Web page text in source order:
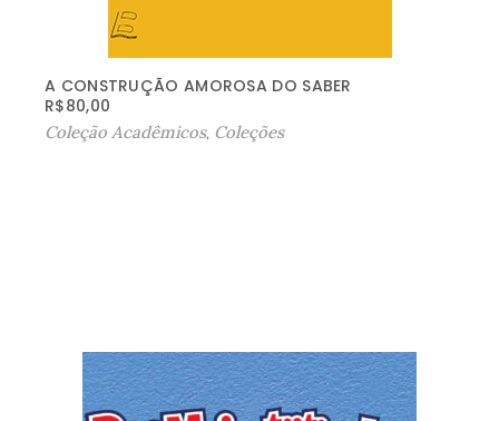
A CONSTRUÇÃO AMOROSA DO SABER
R$80,00
Coleção Acadêmicos, Coleções